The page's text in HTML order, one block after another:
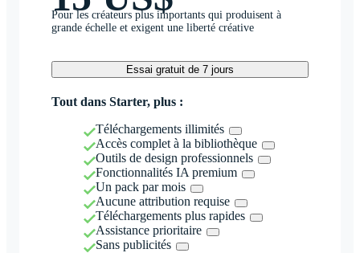
Pour les créateurs plus importants qui produisent à
grande échelle et exigent une liberté créative
Essai gratuit de 7 jours
Tout dans Starter, plus :
Téléchargements illimités
Accès complet à la bibliothèque
Outils de design professionnels
Fonctionnalités IA premium
Un pack par mois
Aucune attribution requise
Téléchargements plus rapides
Assistance prioritaire
Sans publicités